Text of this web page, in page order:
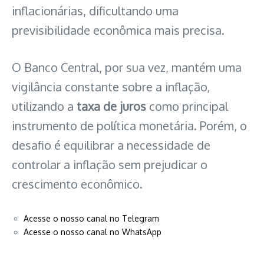
inflacionárias, dificultando uma
previsibilidade econômica mais precisa.
O Banco Central, por sua vez, mantém uma
vigilância constante sobre a inflação,
utilizando a taxa de juros como principal
instrumento de política monetária. Porém, o
desafio é equilibrar a necessidade de
controlar a inflação sem prejudicar o
crescimento econômico.
Acesse o nosso canal no Telegram
Acesse o nosso canal no WhatsApp